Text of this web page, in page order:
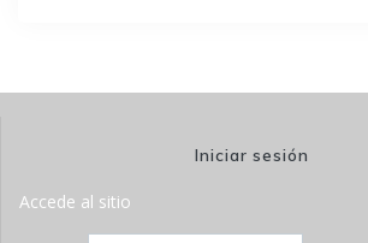
Iniciar sesión
Accede al sitio